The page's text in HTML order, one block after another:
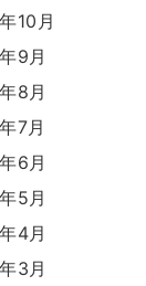
10月
9月
8月
7月
6月
5月
4月
3月